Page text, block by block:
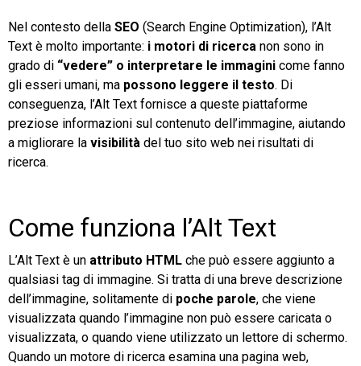
Nel contesto della SEO (Search Engine Optimization), l’Alt
Text è molto importante: i motori di ricerca non sono in
grado di “vedere” o interpretare le immagini come fanno
gli esseri umani, ma possono leggere il testo. Di
conseguenza, l’Alt Text fornisce a queste piattaforme
preziose informazioni sul contenuto dell’immagine, aiutando
a migliorare la visibilità del tuo sito web nei risultati di
ricerca.
Come funziona l’Alt Text
L’Alt Text è un attributo HTML che può essere aggiunto a
qualsiasi tag di immagine. Si tratta di una breve descrizione
dell’immagine, solitamente di poche parole, che viene
visualizzata quando l’immagine non può essere caricata o
visualizzata, o quando viene utilizzato un lettore di schermo.
Quando un motore di ricerca esamina una pagina web,